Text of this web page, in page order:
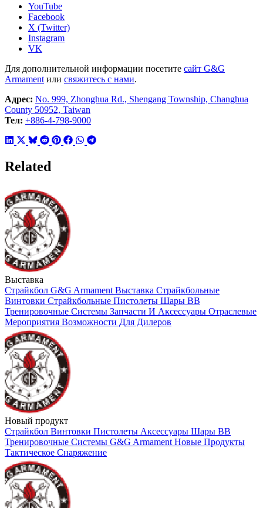
YouTube
Facebook
X (Twitter)
Instagram
VK
Для дополнительной информации посетите сайт G&G
Armament или свяжитесь с нами.
Адрес: No. 999, Zhonghua Rd., Shengang Township, Changhua
County 50952, Taiwan
Тел: +886-4-798-9000
Related
Выставка
Страйкбол G&G Armament Выставка Страйкбольные
Винтовки Страйкбольные Пистолеты Шары BB
Тренировочные Системы Запчасти И Аксессуары Отраслевые
Мероприятия Возможности Для Дилеров
Новый продукт
Страйкбол Винтовки Пистолеты Аксессуары Шары BB
Тренировочные Системы G&G Armament Новые Продукты
Тактическое Снаряжение